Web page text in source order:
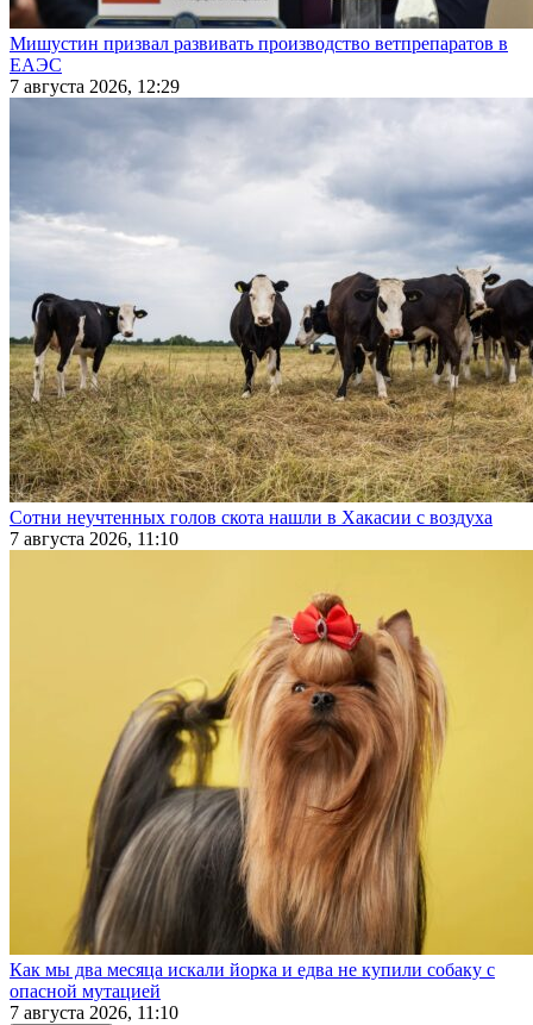
Мишустин призвал развивать производство ветпрепаратов в
ЕАЭС
7 августа 2026, 12:29
Сотни неучтенных голов скота нашли в Хакасии с воздуха
7 августа 2026, 11:10
Как мы два месяца искали йорка и едва не купили собаку с
опасной мутацией
7 августа 2026, 11:10